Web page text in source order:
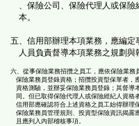
、保險公司、保險代理人或保險
本。
五、信用部辦理本項業務，應編
人員負責督導本項業務之規劃與
六、從事保險業務招攬之員工，應依保險業務
保險業務員登錄資格；招攬投資型保單者，
資格測驗，並辦妥保險業務員登錄；其督導
同。但已取得保險代理人或保險經紀人資格
信用部應確認符合上述資格之員工始得辦理
保險業務員管理規則、投資型保險資訊揭露
且應列入內部稽核事項。